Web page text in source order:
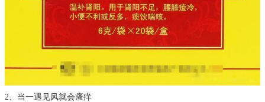
2、当一遇见风就会瘙痒